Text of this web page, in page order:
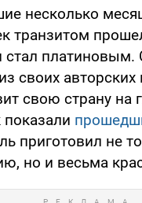
несколько
транзитом
стал платиновым.
своих авторских
свою страну на
приготовил не
но и весьма